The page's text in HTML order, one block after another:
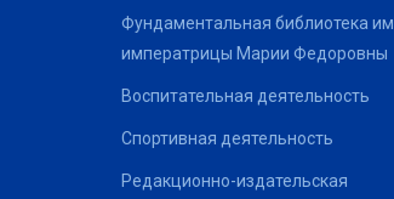
Фундаментальная библиотека им.
императрицы Марии Федоровны
Воспитательная деятельность
Спортивная деятельность
Редакционно-издательская